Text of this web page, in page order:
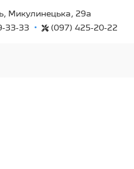
Микулинецька, 29а
33-33
• (097) 425-20-22